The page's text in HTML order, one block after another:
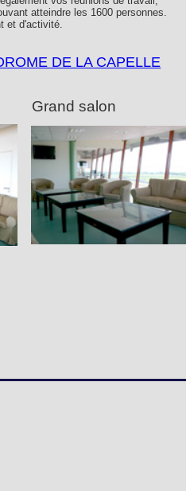
atteindre les 1600 personnes.
et d'activité.
DE LA CAPELLE
Grand salon